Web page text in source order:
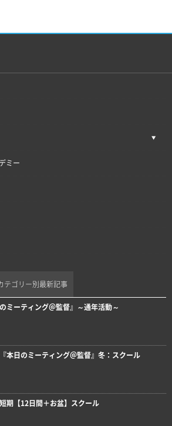
ミー
テゴリー別最新記事
のミーティング＠監督』～通年活動～
本日のミーティング＠監督』冬：スクール
期【12日間＋お盆】スクール